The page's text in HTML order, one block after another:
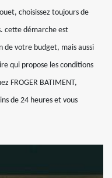
choisissez toujours de
cette démarche est
de votre budget, mais aussi
qui propose les conditions
FROGER BATIMENT,
de 24 heures et vous